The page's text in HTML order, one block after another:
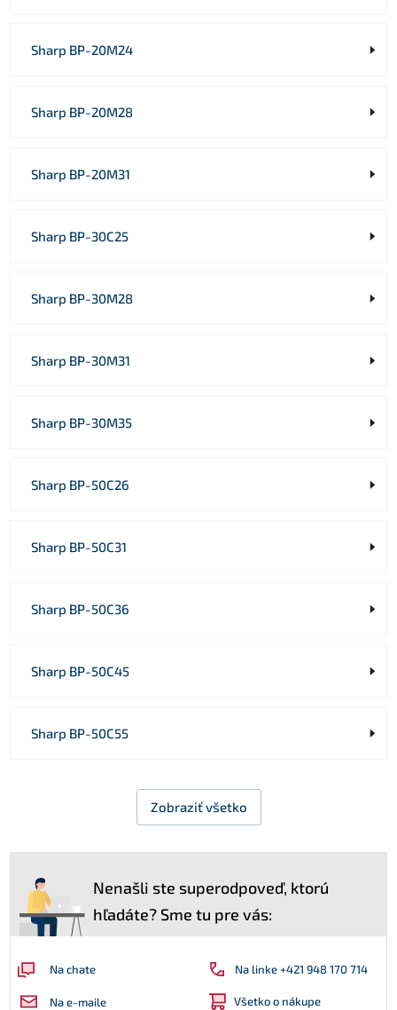
Sharp BP-20M24
Sharp BP-20M28
Sharp BP-20M31
Sharp BP-30C25
Sharp BP-30M28
Sharp BP-30M31
Sharp BP-30M35
Sharp BP-50C26
Sharp BP-50C31
Sharp BP-50C36
Sharp BP-50C45
Sharp BP-50C55
Zobraziť všetko
Nenašli ste superodpoveď, ktorú
hľadáte? Sme tu pre vás:
Na chate Na linke +421 948 170 714
Na e-maile Všetko o nákupe